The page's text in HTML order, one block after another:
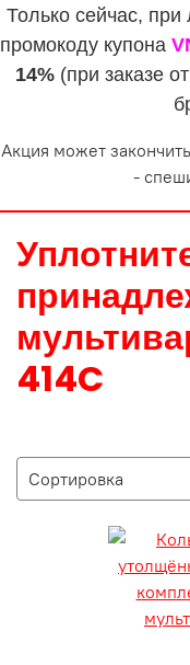
Только сейчас,
промокоду купона
14%(при заказе
Акция может
-
414C